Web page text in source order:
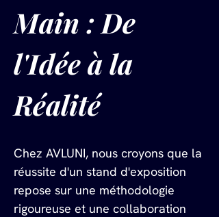
Main : De
l'Idée à la
Réalité
Chez AVLUNI, nous croyons que la
réussite d'un stand d'exposition
repose sur une méthodologie
rigoureuse et une collaboration